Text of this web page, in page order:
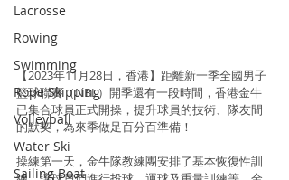
Lacrosse
Rowing
Swimming
Rope Skipping
Volleyball
Water Ski
Sailing Boat
【2023年11月28日，香港】距離新一季全國男子
籃球聯賽（NBL）開季還有一段時間，香港金牛
已集合球員正式開操，提升球員的技術、隊友間
的默契，為來季做足百分百準備！
操練第一天，金牛隊教練團安排了基本恢復性訓